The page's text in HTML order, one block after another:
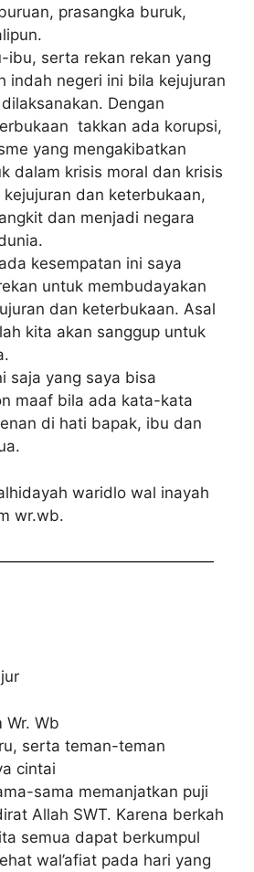
prasangka buruk,
ibu, serta rekan rekan yang
indah negeri ini bila kejujuran
Dengan
takkan ada korupsi,
yang mengakibatkan
dalam krisis moral dan krisis
kejujuran dan keterbukaan,
dan menjadi negara
kesempatan ini saya
untuk membudayakan
dan keterbukaan. Asal
kita akan sanggup untuk
saja yang saya bisa
maaf bila ada kata-kata
di hati bapak, ibu dan
waridlo wal inayah
wr.wb.
Wr. Wb
serta teman-teman
cintai
sama memanjatkan puji
Allah SWT. Karena berkah
semua dapat berkumpul
wal’afiat pada hari yang